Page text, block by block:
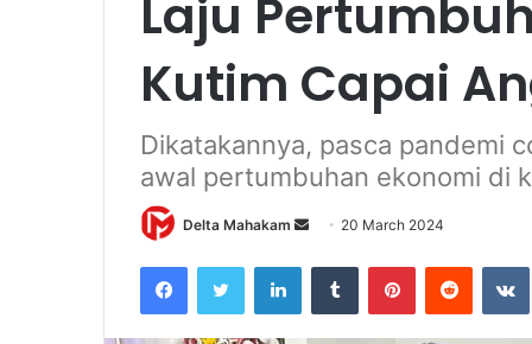
Laju
Kutim Capai
Dikatakannya, pasca pandemi
awal pertumbuhan ekonomi di
Delta Mahakam
d
a
20 March 2024